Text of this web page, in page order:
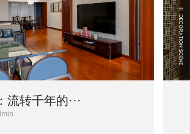
流转千年的···